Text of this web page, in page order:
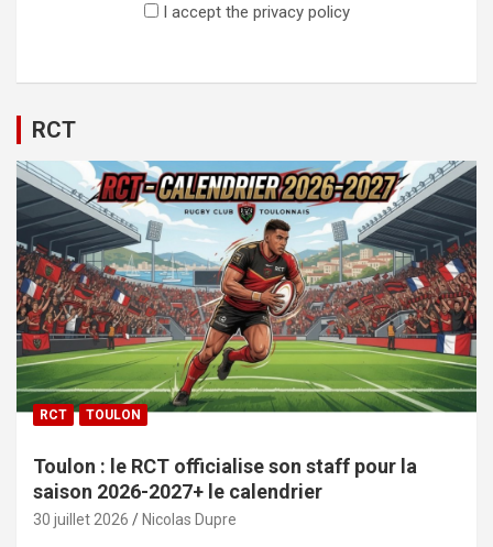
I accept the privacy policy
RCT
RCT TOULON
Toulon : le RCT officialise son staff pour la
saison 2026-2027+ le calendrier
30 juillet 2026 Nicolas Dupre